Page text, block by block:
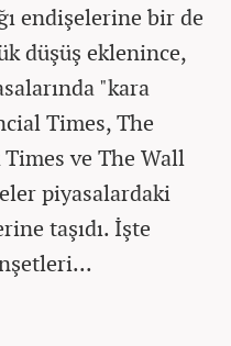
endişelerine bir de
düşüş eklenince,
"kara
Times, The
ve The Wall
piyasalardaki
taşıdı. İşte